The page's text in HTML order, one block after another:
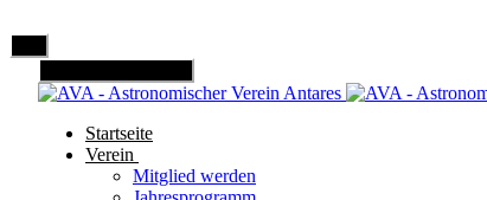
Startseite
Verein
Mitglied werden